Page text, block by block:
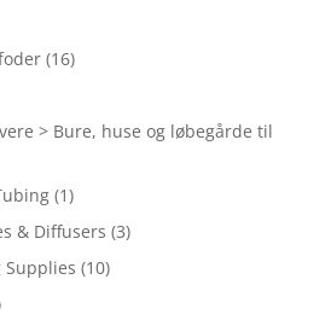
(16)
> Bure, huse og løbegårde til
(1)
& Diffusers (3)
(10)